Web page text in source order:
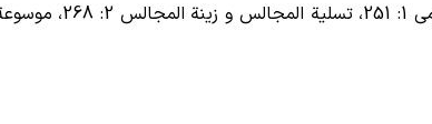
– الفتوح 5: 111، مقتل